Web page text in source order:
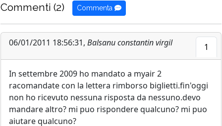
Commenti (2) Commenta
06/01/2011 18:56:31, Balsanu constantin virgil 1
In settembre 2009 ho mandato a myair 2
racomandate con la lettera rimborso biglietti.fin'oggi
non ho ricevuto nessuna risposta da nessuno.devo
mandare altro? mi puo rispondere qualcuno? mi puo
aiutare qualcuno?